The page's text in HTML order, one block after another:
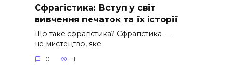
Сфрагістика: Вступ у світ
вивчення печаток та їх історії
Що таке сфрагістика? Сфрагістика —
це мистецтво, яке
0 11